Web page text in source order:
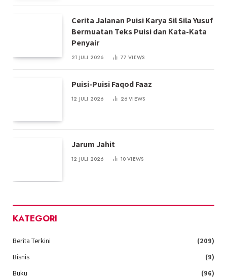
Cerita Jalanan Puisi Karya Sil Sila Yusuf
Bermuatan Teks Puisi dan Kata-Kata
Penyair
21 JULI 2026 77VIEWS
Puisi-Puisi Faqod Faaz
12 JULI 2026 26VIEWS
Jarum Jahit
12 JULI 2026 10VIEWS
KATEGORI
Berita Terkini
(209)
Bisnis
(9)
Buku
(96)